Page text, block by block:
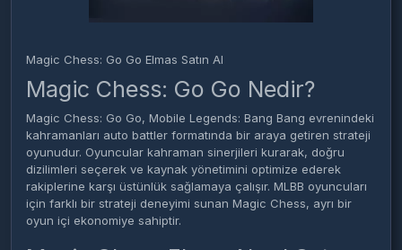
Magic Chess: Go Go Elmas Satın Al
Magic Chess: Go Go Nedir?
Magic Chess: Go Go, Mobile Legends: Bang Bang evrenindeki
kahramanları auto battler formatında bir araya getiren strateji
oyunudur. Oyuncular kahraman sinerjileri kurarak, doğru
dizilimleri seçerek ve kaynak yönetimini optimize ederek
rakiplerine karşı üstünlük sağlamaya çalışır. MLBB oyuncuları
için farklı bir strateji deneyimi sunan Magic Chess, ayrı bir
oyun içi ekonomiye sahiptir.